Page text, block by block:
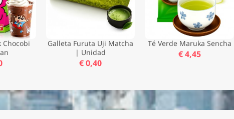
Chocobi
Galleta Furuta Uji Matcha
| Unidad
€ 0,40
Té Verde Maruka Sencha
€ 4,45